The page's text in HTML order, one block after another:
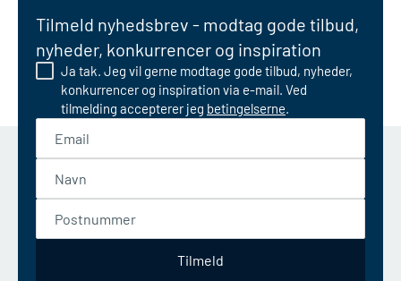
Tilmeld nyhedsbrev - modtag gode tilbud,
nyheder, konkurrencer og inspiration
Ja tak. Jeg vil gerne modtage gode tilbud, nyheder,
konkurrencer og inspiration via e-mail. Ved
tilmelding accepterer jeg betingelserne.
Tilmeld